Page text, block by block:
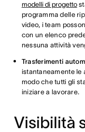
modelli di progetto
programma delle
video, i team
con un elenco
nessuna attività
Trasferimenti
istantaneamente le
modo che tutti gli
iniziare a lavorare.
Visibilità